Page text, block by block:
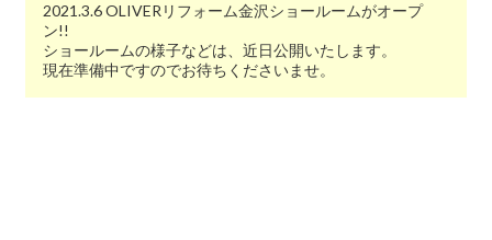
2021.3.6 OLIVERリフォーム金沢ショールームがオープ
ン!!
ショールームの様子などは、近日公開いたします。
現在準備中ですのでお待ちくださいませ。